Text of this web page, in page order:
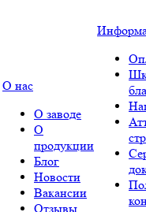
О нас
О заводе
О
продукции
Блог
Новости
Вакансии
Отзывы